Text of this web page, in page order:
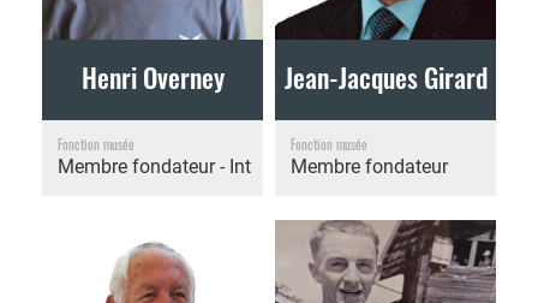
Henri Overney
Fonction musée
Membre fondateur - Intendance
Jean-Jacques Girard
Fonction musée
Membre fondateur